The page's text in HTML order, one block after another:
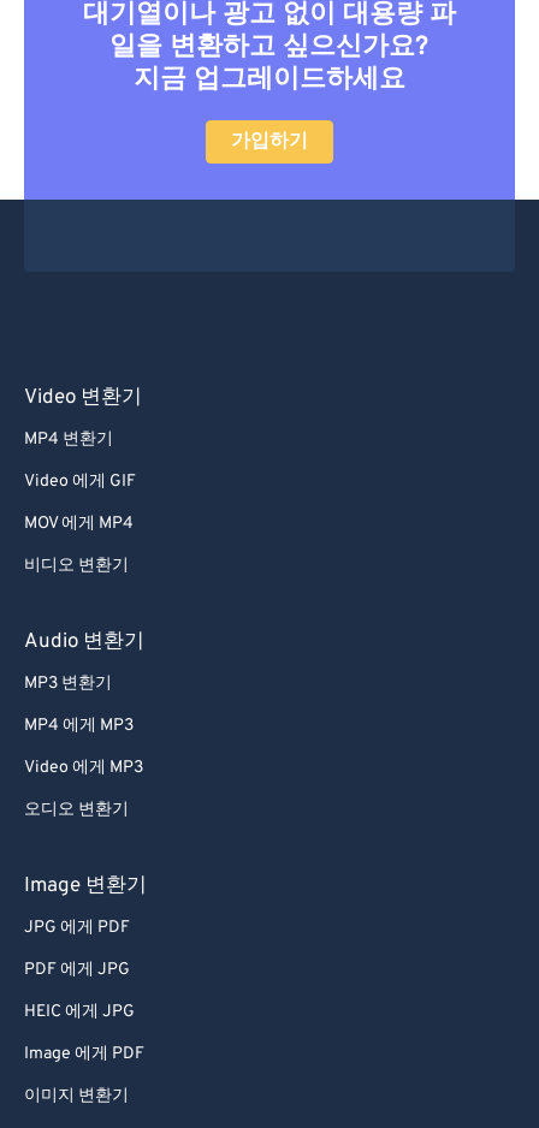
대기열이나 광고 없이 대용량 파
일을 변환하고 싶으신가요?
지금 업그레이드하세요
가입하기
Video 변환기
MP4 변환기
Video 에게 GIF
MOV 에게 MP4
비디오 변환기
Audio 변환기
MP3 변환기
MP4 에게 MP3
Video 에게 MP3
오디오 변환기
Image 변환기
JPG 에게 PDF
PDF 에게 JPG
HEIC 에게 JPG
Image 에게 PDF
이미지 변환기